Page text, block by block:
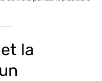
la